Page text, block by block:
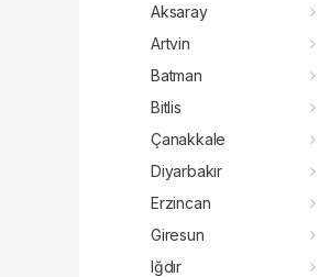
Aksaray
Artvin
Batman
Bitlis
Çanakkale
Diyarbakır
Erzincan
Giresun
Iğdır